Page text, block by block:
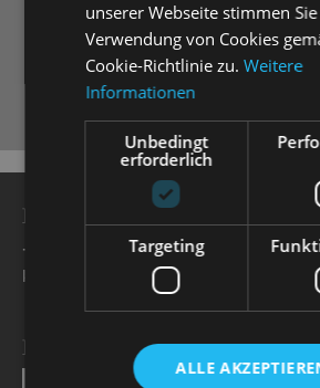
BESUCHERSERVICE
+49 351 32042 222
karten@staatsoperette.de
NEWSLETTER
unserer Webseite stimmen
Verwendung von Cookies
Cookie-Richtlinie zu.Weitere
Informationen
Unbedingt
erforderlich
Targeting
ALLE